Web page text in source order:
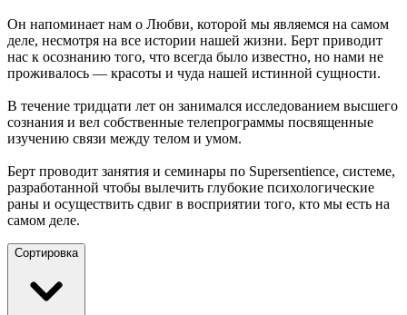
Он напоминает нам о Любви, которой мы являемся на самом
деле, несмотря на все истории нашей жизни. Берт приводит
нас к осознанию того, что всегда было известно, но нами не
проживалось — красоты и чуда нашей истинной сущности.
В течение тридцати лет он занимался исследованием высшего
сознания и вел собственные телепрограммы посвященные
изучению связи между телом и умом.
Берт проводит занятия и семинары по Supersentience, системе,
разработанной чтобы вылечить глубокие психологические
раны и осуществить сдвиг в восприятии того, кто мы есть на
самом деле.
Сортировка